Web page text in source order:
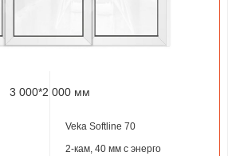
3 000*2 000 мм
Veka Softline 70
2-кам, 40 мм с энерго